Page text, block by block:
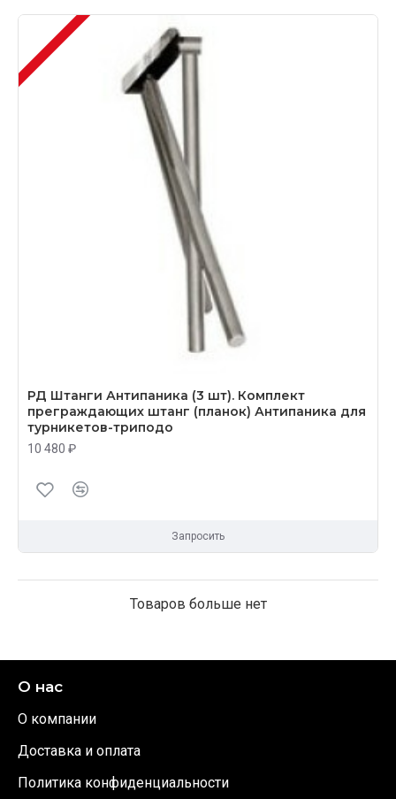
РД Штанги Антипаника (3 шт). Комплект
преграждающих штанг (планок) Антипаника для
турникетов-триподо
10 480 ₽
Запросить
Товаров больше нет
О нас
О компании
Доставка и оплата
Политика конфиденциальности